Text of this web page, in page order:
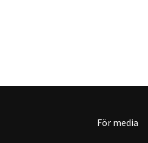
För media